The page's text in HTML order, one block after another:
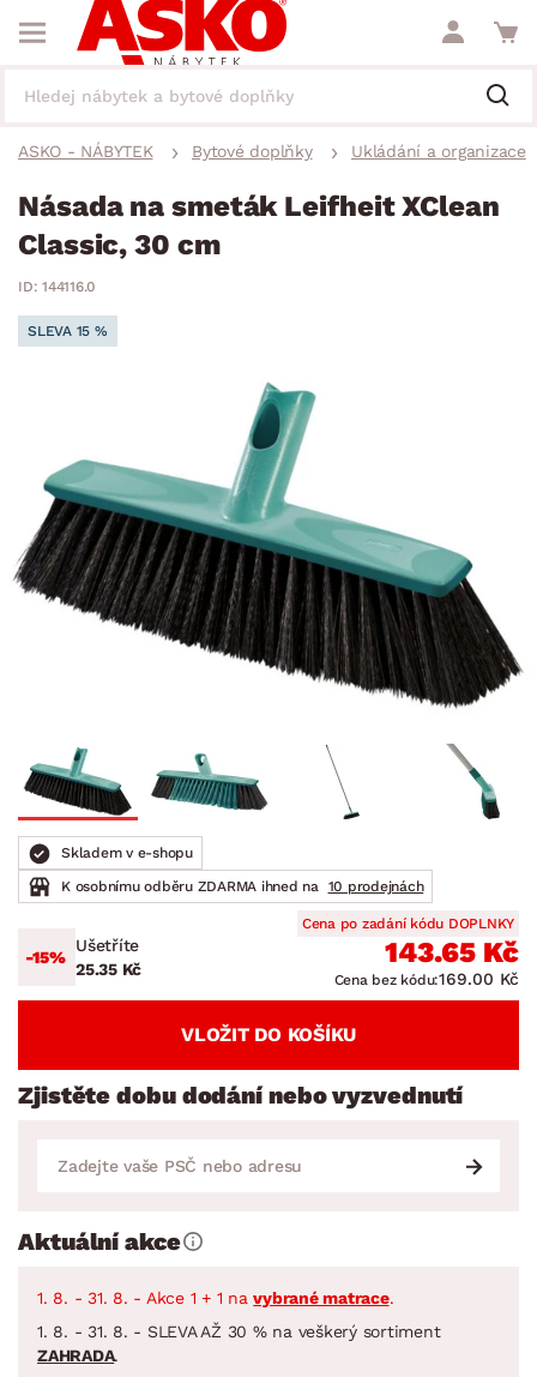
ASKO - NÁBYTEK Bytové doplňky Ukládání a organizace
Násada na smeták Leifheit XClean
Classic, 30 cm
ID: 144116.0
SLEVA 15 %
Skladem v e-shopu
K osobnímu odběru ZDARMA ihned na
10 prodejnách
-15%
Ušetříte
25.35 Kč
Cena po zadání kódu DOPLNKY
143.65 Kč
Cena bez kódu:169.00 Kč
VLOŽIT DO KOŠÍKU
Zjistěte dobu dodání nebo vyzvednutí
Aktuální akce
1. 8. - 31. 8. - Akce 1 + 1 navybrané matrace.
1. 8. - 31. 8. - SLEVA AŽ 30 % na veškerý sortiment
ZAHRADA.